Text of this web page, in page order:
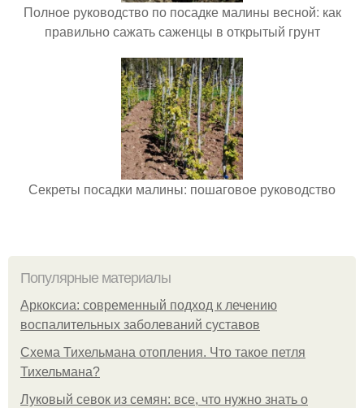
Полное руководство по посадке малины весной: как
правильно сажать саженцы в открытый грунт
Секреты посадки малины: пошаговое руководство
Популярные материалы
Аркоксиа: современный подход к лечению
воспалительных заболеваний суставов
Схема Тихельмана отопления. Что такое петля
Тихельмана?
Луковый севок из семян: все, что нужно знать о